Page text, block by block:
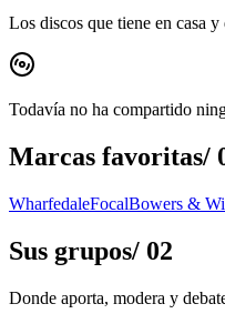
Los discos que tiene en casa y
Todavía no ha compartido
Marcas favoritas/
WharfedaleFocalBowers &
Sus grupos/ 02
Donde aporta, modera y